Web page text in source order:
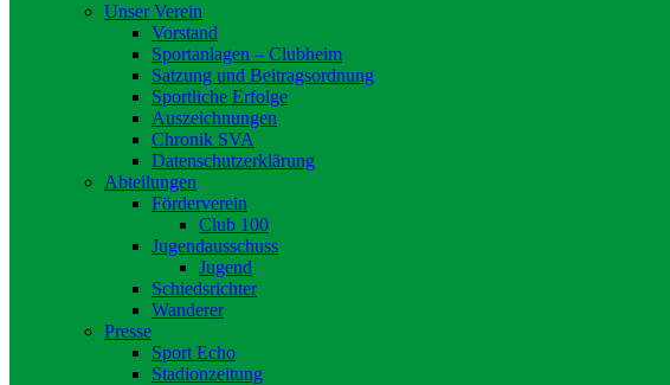
Unser Verein
Vorstand
Sportanlagen – Clubheim
Satzung und Beitragsordnung
Sportliche Erfolge
Auszeichnungen
Chronik SVA
Datenschutzerklärung
Abteilungen
Förderverein
Club 100
Jugendausschuss
Jugend
Schiedsrichter
Wanderer
Presse
Sport Echo
Stadionzeitung